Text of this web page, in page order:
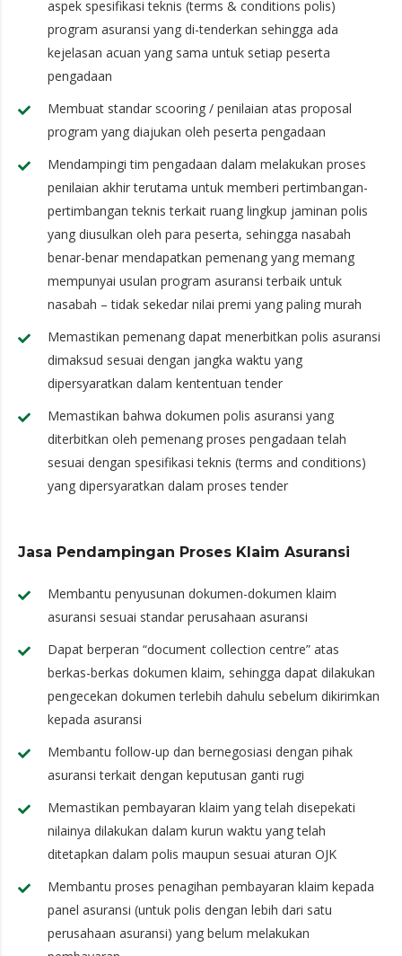
aspek spesifikasi teknis (terms & conditions polis)
program asuransi yang di-tenderkan sehingga ada
kejelasan acuan yang sama untuk setiap peserta
pengadaan
Membuat standar scooring / penilaian atas proposal
program yang diajukan oleh peserta pengadaan
Mendampingi tim pengadaan dalam melakukan proses
penilaian akhir terutama untuk memberi pertimbangan-
pertimbangan teknis terkait ruang lingkup jaminan polis
yang diusulkan oleh para peserta, sehingga nasabah
benar-benar mendapatkan pemenang yang memang
mempunyai usulan program asuransi terbaik untuk
nasabah – tidak sekedar nilai premi yang paling murah
Memastikan pemenang dapat menerbitkan polis asuransi
dimaksud sesuai dengan jangka waktu yang
dipersyaratkan dalam kententuan tender
Memastikan bahwa dokumen polis asuransi yang
diterbitkan oleh pemenang proses pengadaan telah
sesuai dengan spesifikasi teknis (terms and conditions)
yang dipersyaratkan dalam proses tender
Jasa Pendampingan Proses Klaim Asuransi
Membantu penyusunan dokumen-dokumen klaim
asuransi sesuai standar perusahaan asuransi
Dapat berperan “document collection centre” atas
berkas-berkas dokumen klaim, sehingga dapat dilakukan
pengecekan dokumen terlebih dahulu sebelum dikirimkan
kepada asuransi
Membantu follow-up dan bernegosiasi dengan pihak
asuransi terkait dengan keputusan ganti rugi
Memastikan pembayaran klaim yang telah disepekati
nilainya dilakukan dalam kurun waktu yang telah
ditetapkan dalam polis maupun sesuai aturan OJK
Membantu proses penagihan pembayaran klaim kepada
panel asuransi (untuk polis dengan lebih dari satu
perusahaan asuransi) yang belum melakukan